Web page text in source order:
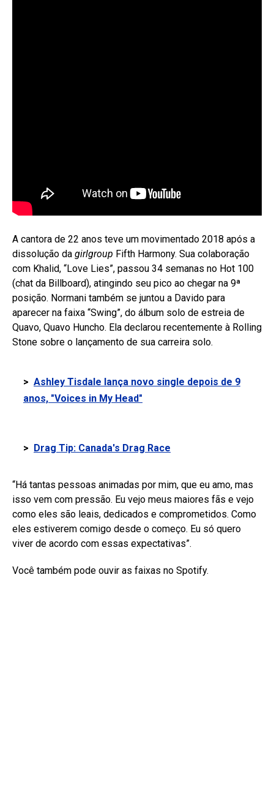
A cantora de 22 anos teve um movimentado 2018 após a
dissolução da girlgroup Fifth Harmony. Sua colaboração
com Khalid, “Love Lies”, passou 34 semanas no Hot 100
(chat da Billboard), atingindo seu pico ao chegar na 9ª
posição. Normani também se juntou a Davido para
aparecer na faixa “Swing”, do álbum solo de estreia de
Quavo, Quavo Huncho. Ela declarou recentemente à Rolling
Stone sobre o lançamento de sua carreira solo.
> Ashley Tisdale lança novo single depois de 9
anos, "Voices in My Head"
> Drag Tip: Canada's Drag Race
“Há tantas pessoas animadas por mim, que eu amo, mas
isso vem com pressão. Eu vejo meus maiores fãs e vejo
como eles são leais, dedicados e comprometidos. Como
eles estiverem comigo desde o começo. Eu só quero
viver de acordo com essas expectativas”.
Você também pode ouvir as faixas no Spotify.